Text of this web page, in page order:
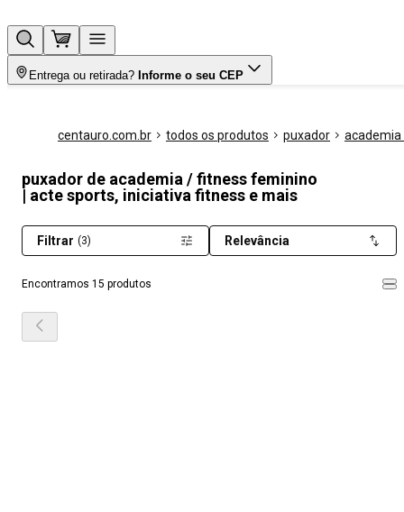
Entrega ou retirada? Informe o seu CEP
centauro.com.br todos os produtos puxador
puxador de academia / fitness feminino
| acte sports, iniciativa fitness e mais
Encontramos 15 produtos
Filtrar (3) Relevância